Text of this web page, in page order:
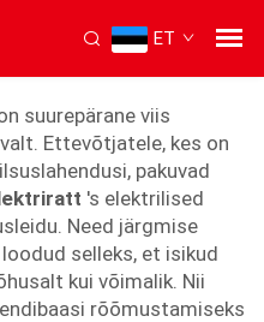
ET
suurepärane viis
Ettevõtjatele, kes on
pakuvad
's elektrilised
Need järgmise
selleks, et isikud
kui võimalik. Nii
rõõmustamiseks